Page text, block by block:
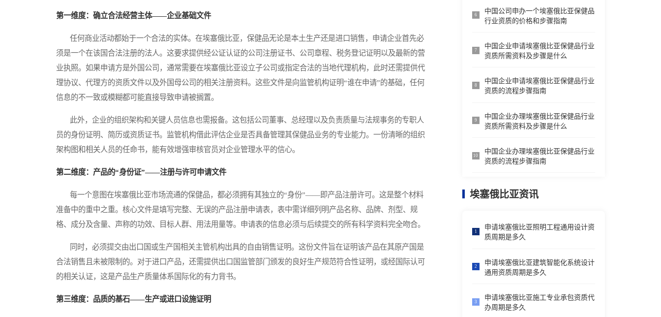
第一维度：确立合法经营主体——企业基础文件
任何商业活动都始于一个合法的实体。在埃塞俄比亚，保健品无论是本土生产还是进口销售，申请企业首先必
须是一个在该国合法注册的法人。这要求提供经公证认证的公司注册证书、公司章程、税务登记证明以及最新的营
业执照。如果申请方是外国公司，通常需要在埃塞俄比亚设立子公司或指定合法的当地代理机构，此时还需提供代
理协议、代理方的资质文件以及外国母公司的相关注册资料。这些文件是向监管机构证明“谁在申请”的基础，任何
信息的不一致或模糊都可能直接导致申请被搁置。
此外，企业的组织架构和关键人员信息也需报备。这包括公司董事、总经理以及负责质量与法规事务的专职人
员的身份证明、简历或资质证书。监管机构借此评估企业是否具备管理其保健品业务的专业能力。一份清晰的组织
架构图和相关人员的任命书，能有效增强审核官员对企业管理水平的信心。
第二维度：产品的“身份证”——注册与许可申请文件
每一个意图在埃塞俄比亚市场流通的保健品，都必须拥有其独立的“身份”——即产品注册许可。这是整个材料
准备中的重中之重。核心文件是填写完整、无误的产品注册申请表，表中需详细列明产品名称、品牌、剂型、规
格、成分及含量、声称的功效、目标人群、用法用量等。申请表的信息必须与后续提交的所有科学资料完全吻合。
同时，必须提交由出口国或生产国相关主管机构出具的自由销售证明。这份文件旨在证明该产品在其原产国是
合法销售且未被限制的。对于进口产品，还需提供出口国监管部门颁发的良好生产规范符合性证明，或经国际认可
的相关认证，这是产品生产质量体系国际化的有力背书。
第三维度：品质的基石——生产或进口设施证明
6
中国公司申办一个埃塞俄比亚保健品
行业资质的价格和步骤指南
7
中国企业申请埃塞俄比亚保健品行业
资质所需资料及步骤是什么
8
中国企业申请埃塞俄比亚保健品行业
资质的流程步骤指南
9
中国企业办理埃塞俄比亚保健品行业
资质所需资料及步骤是什么
10
中国企业办理埃塞俄比亚保健品行业
资质的流程步骤指南
埃塞俄比亚资讯
1
申请埃塞俄比亚照明工程通用设计资
质周期是多久
2
申请埃塞俄比亚建筑智能化系统设计
通用资质周期是多久
3
申请埃塞俄比亚施工专业承包资质代
办周期是多久